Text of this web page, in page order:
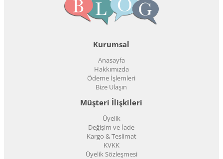
Kurumsal
Anasayfa
Hakkımızda
Ödeme İşlemleri
Bize Ulaşın
Müşteri İlişkileri
Üyelik
Değişim ve İade
Kargo & Teslimat
KVKK
Üyelik Sözleşmesi